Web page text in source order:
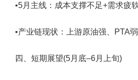
•5月主线：成本支撑不足+需求疲
•产业链现状：上游原油强、PTA
四、短期展望(5月底–6月上旬)